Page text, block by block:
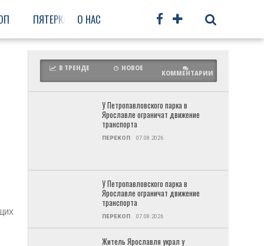
ПЯТЕРКА ФРУНЗЕНСКИЙ ПРОЧЕЕ
О НАС
В ТРЕНДЕ НОВОЕ
КОММЕНТАРИИ
У Петропавловского парка в
Ярославле ограничат движение
транспорта
ПЕРЕКОП 07.08.2026
У Петропавловского парка в
Ярославле ограничат движение
транспорта
ПЕРЕКОП 07.08.2026
Житель Ярославля украл у